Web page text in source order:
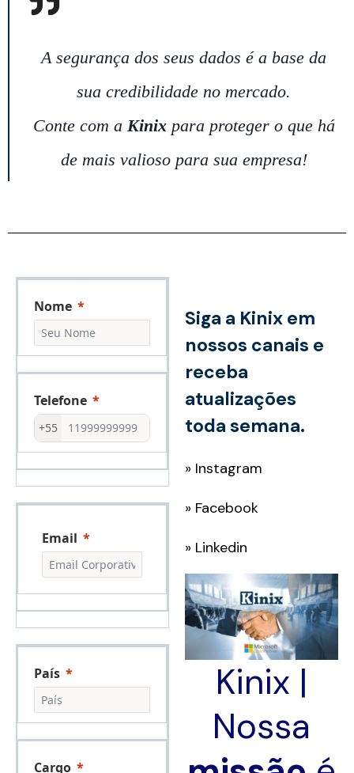
A segurança dos seus dados é a base da
sua credibilidade no mercado.
Conte com a Kinixpara proteger o que há
de mais valioso para sua empresa!
Nome
Telefone
+55
Email
País
Cargo
Siga a Kinix em
nossos canais e
receba
atualizações
toda semana.
» Instagram
» Facebook
» Linkedin
Kinix |
Nossa